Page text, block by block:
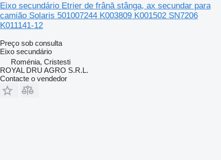
Eixo secundário Etrier de frână stânga, ax secundar para
camião Solaris 501007244 K003809 K001502 SN7206
K011141-12
Preço sob consulta
Eixo secundário
Roménia, Cristesti
ROYAL DRU AGRO S.R.L.
Contacte o vendedor